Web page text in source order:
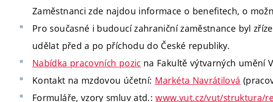
Zaměstnanci zde najdou informace o benefitech, o
Pro současné i budoucí zahraniční zaměstnance byl
udělat před a po příchodu do České republiky.
Nabídka pracovních pozic na Fakultě výtvarných umění
Kontakt na mzdovou účetní: Markéta Navrátilová
Formuláře, vzory smluv atd.:www.vut.cz/vut/struktura/